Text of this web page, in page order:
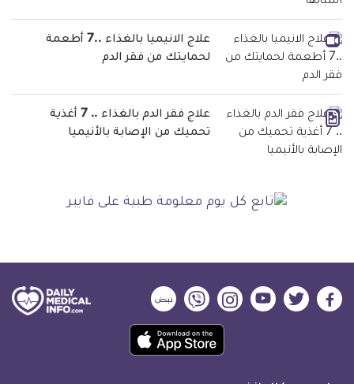
علاج الانيميا بالغذاء ..7 أطعمة
لحمايتك من فقر الدم
علاج فقر الدم بالغذاء .. 7 أغذية
تحميك من الإصابة بالأنيميا
ديلي
ديلي
ديلي
ميديكال
ديلي
ميديكال
انفو
ديلي
ميديكال
انفو
ديلي
ميديكال
انفو
حمل
تطبيق